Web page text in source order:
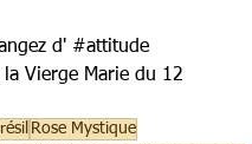
d' #attitude
la Vierge Marie du 12
Rose Mystique